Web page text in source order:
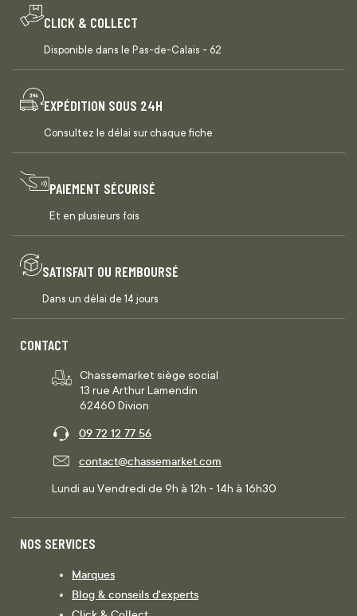
CLICK & COLLECT
Disponible dans le Pas-de-Calais - 62
EXPÉDITION SOUS 24H
Consultez le délai sur chaque fiche
PAIEMENT SÉCURISÉ
Et en plusieurs fois
SATISFAIT OU REMBOURSÉ
Dans un délai de 14 jours
CONTACT
Chassemarket siège social
13 rue Arthur Lamendin
62460 Divion
09 72 12 77 56
contact@chassemarket.com
Lundi au Vendredi de 9h à 12h - 14h à 16h30
NOS SERVICES
Marques
Blog & conseils d'experts